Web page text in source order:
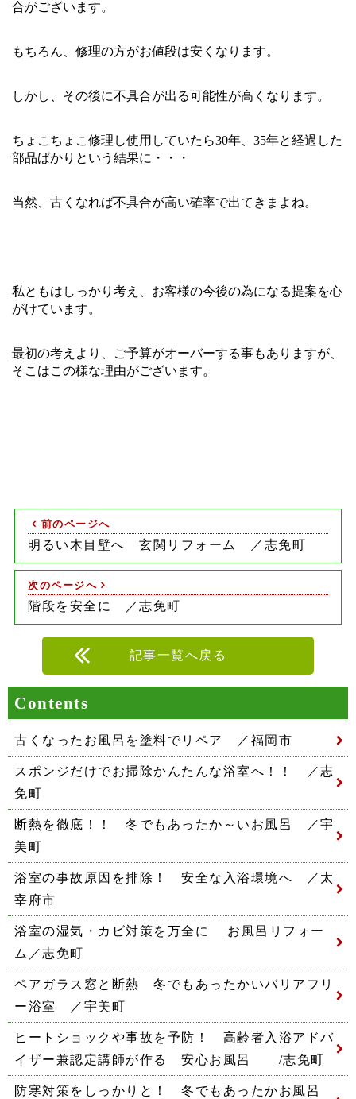
合がございます。
もちろん、修理の方がお値段は安くなります。
しかし、その後に不具合が出る可能性が高くなります。
ちょこちょこ修理し使用していたら30年、35年と経過した
部品ばかりという結果に・・・
当然、古くなれば不具合が高い確率で出てきまよね。
私ともはしっかり考え、お客様の今後の為になる提案を心
がけています。
最初の考えより、ご予算がオーバーする事もありますが、
そこはこの様な理由がございます。
前のページへ
明るい木目壁へ 玄関リフォーム ／志免町
次のページへ
階段を安全に ／志免町
記事一覧へ戻る
Contents
古くなったお風呂を塗料でリペア ／福岡市
スポンジだけでお掃除かんたんな浴室へ！！ ／志
免町
断熱を徹底！！ 冬でもあったか～いお風呂 ／宇
美町
浴室の事故原因を排除！ 安全な入浴環境へ ／太
宰府市
浴室の湿気・カビ対策を万全に お風呂リフォー
ム／志免町
ペアガラス窓と断熱 冬でもあったかいバリアフリ
ー浴室 ／宇美町
ヒートショックや事故を予防！ 高齢者入浴アドバ
イザー兼認定講師が作る 安心お風呂 /志免町
防寒対策をしっかりと！ 冬でもあったかお風呂